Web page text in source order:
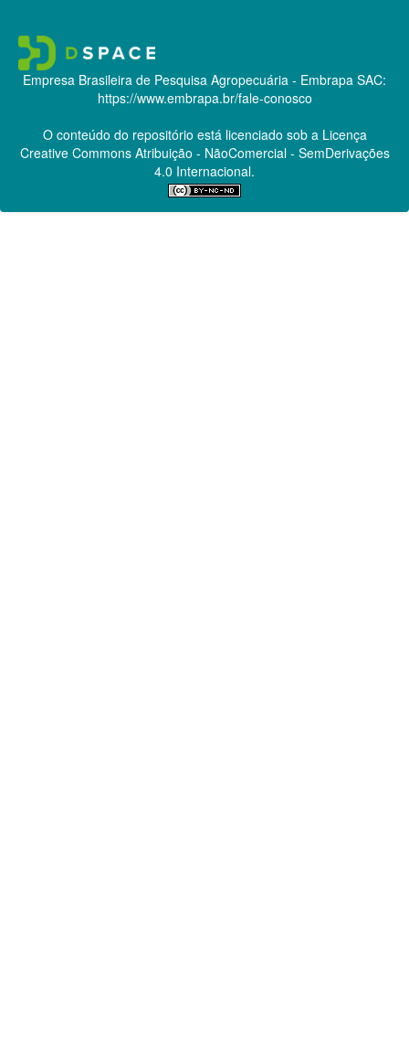
Empresa Brasileira de Pesquisa Agropecuária - Embrapa SAC:
https://www.embrapa.br/fale-conosco
O conteúdo do repositório está licenciado sob a Licença
Creative CommonsAtribuição - NãoComercial - SemDerivações
4.0 Internacional.